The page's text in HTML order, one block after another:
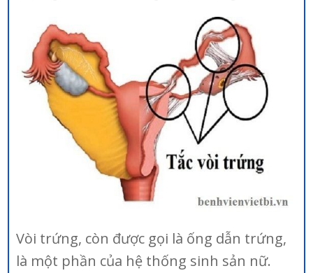
Vòi trứng, còn được gọi là ống dẫn trứng,
là một phần của hệ thống sinh sản nữ.